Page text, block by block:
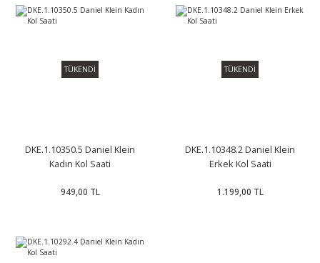
TÜKENDİ
DKE.1.10350.5 Daniel Klein
Kadın Kol Saati
949,00 TL
TÜKENDİ
DKE.1.10348.2 Daniel Klein
Erkek Kol Saati
1.199,00 TL